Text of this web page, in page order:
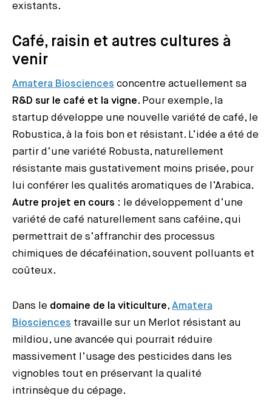
existants.
Café, raisin et autres cultures à
venir
Amatera Biosciences concentre actuellement sa
R&D sur le café et la vigne. Pour exemple, la
startup développe une nouvelle variété de café, le
Robustica, à la fois bon et résistant. L’idée a été de
partir d’une variété Robusta, naturellement
résistante mais gustativement moins prisée, pour
lui conférer les qualités aromatiques de l’Arabica.
Autre projet en cours : le développement d’une
variété de café naturellement sans caféine, qui
permettrait de s’affranchir des processus
chimiques de décaféination, souvent polluants et
coûteux.
Dans le domaine de la viticulture, Amatera
Biosciences travaille sur un Merlot résistant au
mildiou, une avancée qui pourrait réduire
massivement l’usage des pesticides dans les
vignobles tout en préservant la qualité
intrinsèque du cépage.